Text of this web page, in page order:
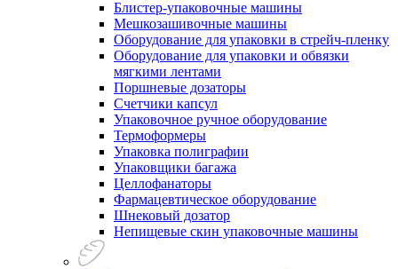
Блистер-упаковочные машины
Мешкозашивочные машины
Оборудование для упаковки в стрейч-пленку
Оборудование для упаковки и обвязки
мягкими лентами
Поршневые дозаторы
Счетчики капсул
Упаковочное ручное оборудование
Термоформеры
Упаковка полиграфии
Упаковщики багажа
Целлофанаторы
Фармацевтическое оборудование
Шнековый дозатор
Непищевые скин упаковочные машины